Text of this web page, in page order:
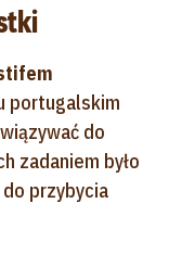
portugalskim
do
zadaniem było
przybycia